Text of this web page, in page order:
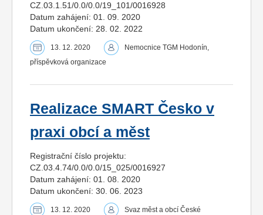
CZ.03.1.51/0.0/0.0/19_101/0016928
Datum zahájení: 01. 09. 2020
Datum ukončení: 28. 02. 2022
13. 12. 2020
Nemocnice TGM Hodonín,
příspěvková organizace
Realizace SMART Česko v
praxi obcí a měst
Registrační číslo projektu:
CZ.03.4.74/0.0/0.0/15_025/0016927
Datum zahájení: 01. 08. 2020
Datum ukončení: 30. 06. 2023
13. 12. 2020
Svaz měst a obcí České